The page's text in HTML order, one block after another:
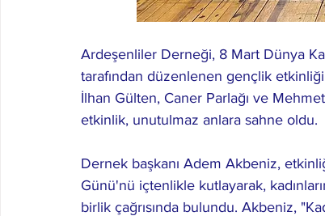
Ardeşenliler Derneği, 8 Mart Dünya
tarafından düzenlenen gençlik
İlhan Gülten, Caner Parlağı ve
etkinlik, unutulmaz anlara sahne oldu.
Dernek başkanı Adem Akbeniz,
Günü'nü içtenlikle kutlayarak,
birlik çağrısında bulundu. Akbeniz,